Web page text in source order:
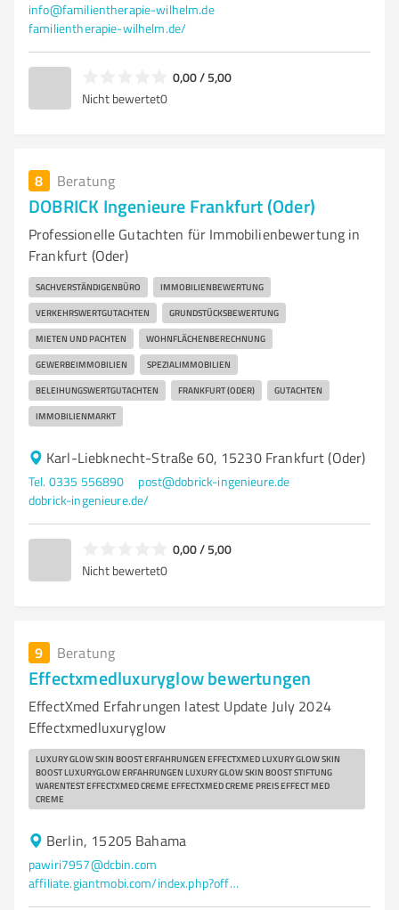
info@familientherapie-wilhelm.de
familientherapie-wilhelm.de/
0,00 / 5,00
Nicht bewertet0
8 Beratung
DOBRICK Ingenieure Frankfurt (Oder)
Professionelle Gutachten für Immobilienbewertung in
Frankfurt (Oder)
SACHVERSTÄNDIGENBÜRO IMMOBILIENBEWERTUNG
VERKEHRSWERTGUTACHTEN GRUNDSTÜCKSBEWERTUNG
MIETEN UND PACHTEN WOHNFLÄCHENBERECHNUNG
GEWERBEIMMOBILIEN SPEZIALIMMOBILIEN
BELEIHUNGSWERTGUTACHTEN FRANKFURT (ODER) GUTACHTEN
IMMOBILIENMARKT
Karl-Liebknecht-Straße 60, 15230 Frankfurt (Oder)
Tel. 0335 556890
post@dobrick-ingenieure.de
dobrick-ingenieure.de/
0,00 / 5,00
Nicht bewertet0
9 Beratung
Effectxmedluxuryglow bewertungen
EffectXmed Erfahrungen latest Update July 2024
Effectxmedluxuryglow
LUXURY GLOW SKIN BOOST ERFAHRUNGEN EFFECTXMED LUXURY GLOW SKIN
BOOST LUXURYGLOW ERFAHRUNGEN LUXURY GLOW SKIN BOOST STIFTUNG
WARENTEST EFFECTXMED CREME EFFECTXMED CREME PREIS EFFECT MED
CREME
Berlin, 15205 Bahama
pawiri7957@dcbin.com
affiliate.giantmobi.com/index.php?offer_id=27195&aff_id=446&url_id=830&aff_sub2=Paraash